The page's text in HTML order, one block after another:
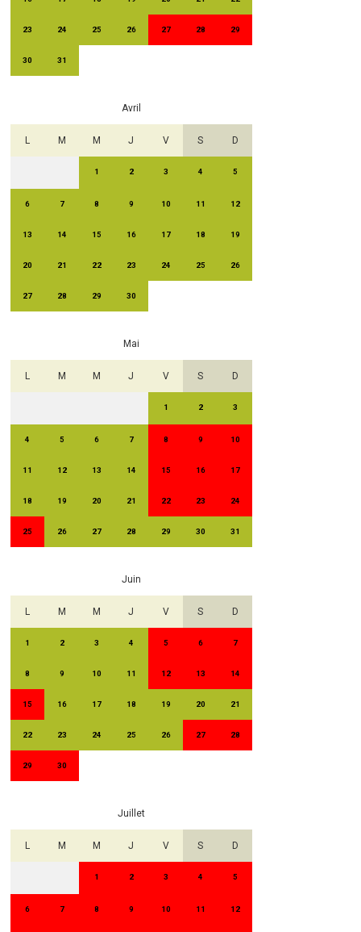
23 24 25 26 27 28 29
30 31
Avril
L M M J V S D
1 2 3 4 5
6 7 8 9 10 11 12
13 14 15 16 17 18 19
20 21 22 23 24 25 26
27 28 29 30
Mai
L M M J V S D
1 2 3
4 5 6 7 8 9 10
11 12 13 14 15 16 17
18 19 20 21 22 23 24
25 26 27 28 29 30 31
Juin
L M M J V S D
1 2 3 4 5 6 7
8 9 10 11 12 13 14
15 16 17 18 19 20 21
22 23 24 25 26 27 28
29 30
Juillet
L M M J V S D
1 2 3 4 5
6 7 8 9 10 11 12